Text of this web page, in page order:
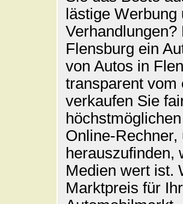
lästige
Flensburg ein
von Autos in
transparent vom
verkaufen Sie
Online-
herauszufinden,
Medien wert ist.
Marktpreis für